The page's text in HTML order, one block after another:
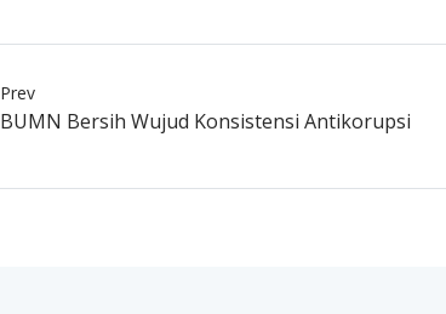
Prev
BUMN Bersih Wujud Konsistensi Antikorupsi